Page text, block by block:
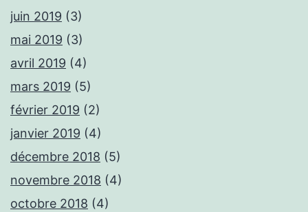
juin 2019 (3)
mai 2019 (3)
avril 2019 (4)
mars 2019 (5)
février 2019 (2)
janvier 2019 (4)
décembre 2018 (5)
novembre 2018 (4)
octobre 2018 (4)